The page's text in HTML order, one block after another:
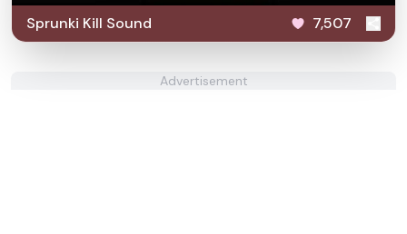
Sprunki Kill Sound 7,507
Advertisement